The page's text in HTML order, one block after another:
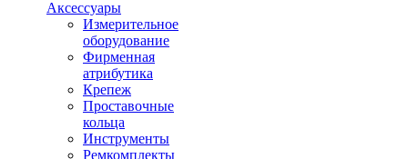
Аксессуары
Измерительное
оборудование
Фирменная
атрибутика
Крепеж
Проставочные
кольца
Инструменты
Ремкомплекты